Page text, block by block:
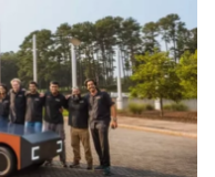
Искать